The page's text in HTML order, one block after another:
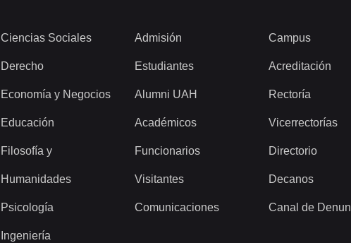
Ciencias Sociales
Derecho
Economía y Negocios
Educación
Filosofía y
Humanidades
Psicología
Ingeniería
Admisión
Estudiantes
Alumni UAH
Académicos
Funcionarios
Visitantes
Comunicaciones
Campus
Acreditación
Rectoría
Vicerrectorías
Directorio
Decanos
Canal de